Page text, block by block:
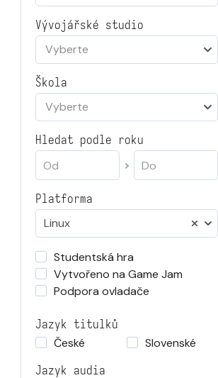
Vývojářské studio
Vyberte
Škola
Vyberte
Hledat podle roku
Platforma
Linux
Studentská hra
Vytvořeno na Game Jam
Podpora ovladače
Jazyk titulků
České
Slovenské
Jazyk audia